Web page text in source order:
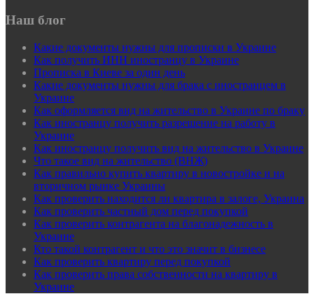
Наш блог
Какие документы нужны для прописки в Украине
Как получить ИНН иностранцу в Украине
Прописка в Киеве за один день
Какие документы нужны для брака с иностранцем в
Украине
Как оформляется вид на жительство в Украине по браку
Как иностранцу получить разрешение на работу в
Украине
Как иностранцу получить вид на жительство в Украине
Что такое вид на жительство (ВНЖ)
Как правильно купить квартиру в новостройке и на
вторичном рынке Украины
Как проверить находится ли квартира в залоге, Украина
Как проверить частный дом перед покупкой
Как проверить контрагента на благонадежность в
Украине
Кто такой контрагент и что это значит в бизнесе
Как проверить квартиру перед покупкой
Как проверить права собственности на квартиру в
Украине